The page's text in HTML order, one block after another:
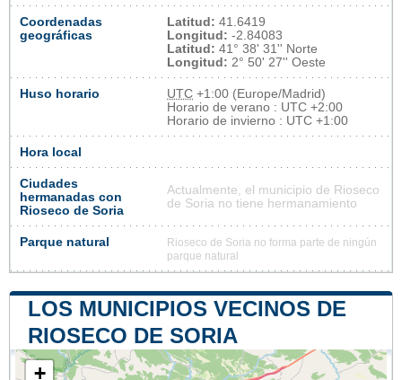
Coordenadas
geográficas
Latitud: 41.6419
Longitud: -2.84083
Latitud: 41° 38' 31'' Norte
Longitud: 2° 50' 27'' Oeste
Huso horario UTC +1:00 (Europe/Madrid)
Horario de verano : UTC +2:00
Horario de invierno : UTC +1:00
Hora local
Ciudades
hermanadas con
Rioseco de Soria
Actualmente, el municipio de Rioseco
de Soria no tiene hermanamiento
Parque natural
Rioseco de Soria no forma parte de ningún
parque natural
LOS MUNICIPIOS VECINOS DE
RIOSECO DE SORIA
+